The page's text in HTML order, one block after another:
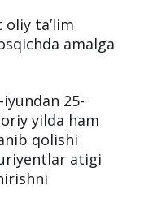
oliy ta’lim
amalga
25-
yilda ham
qolishi
atigi